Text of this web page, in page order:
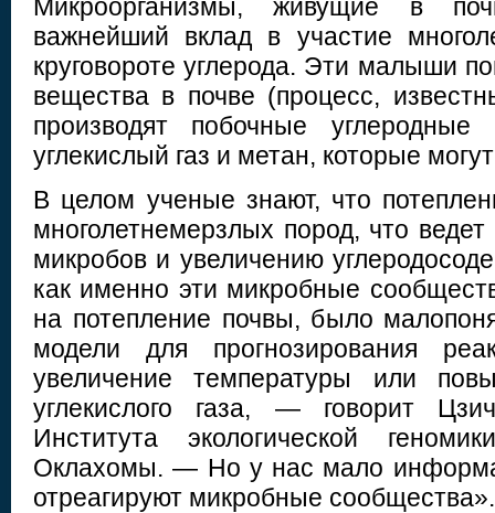
Микроорганизмы, живущие в
важнейший вклад в участие
круговороте углерода. Эти малыши
вещества в почве (процесс,
производят побочные
углекислый газ и метан, которые
В целом ученые знают, что
многолетнемерзлых пород, что
микробов и увеличению
как именно эти микробные
на потепление почвы, было
модели для прогнозирования
увеличение температуры или
углекислого газа, — говорит
Института экологической
Оклахомы. — Но у нас мало
отреагируют микробные сообщества».